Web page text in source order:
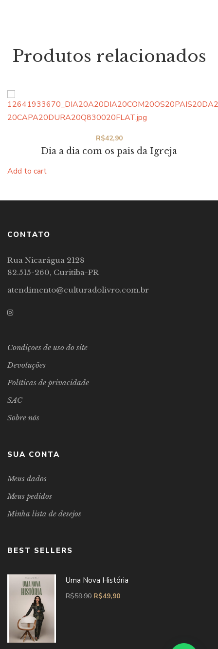
Produtos relacionados
Dia a dia com os pais da Igreja
R$42,90
Add to cart
CONTATO
Rua Nicarágua 2128
82.515-260, Curitiba-PR
atendimento@culturadolivro.com.br
Condições de uso do site
Devoluções
Políticas de privacidade
SAC
Sobre nós
SUA CONTA
Meus dados
Meus pedidos
Minha lista de desejos
BEST SELLERS
Uma Nova História
R$59,90 R$49,90